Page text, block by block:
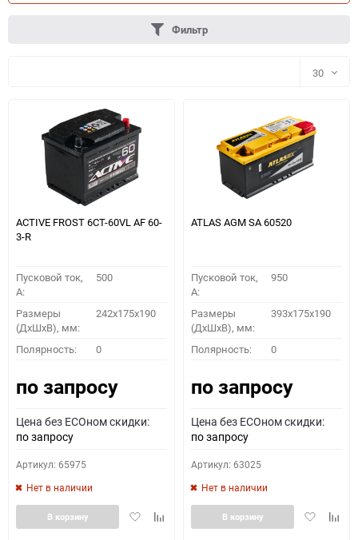
ПОДОБРАТЬ
Как определить полярность?
0 - обратная 1 - прямая 3 - обратная 4 - прямая
Фильтр
30
30
60
ACTIVE FROST 6СТ-60VL АF 60-
3-R
Пусковой ток,
A:
500
Размеры
(ДхШхВ), мм:
242x175x190
Полярность: 0
по запросу
Цена без ECOном скидки:
по запросу
Артикул: 65975
Нет в наличии
ДобавитьДобавить
В корзину
ATLAS AGM SA 60520
Пусковой ток,
A:
950
Размеры
(ДхШхВ), мм:
393x175x190
Полярность: 0
по запросу
Цена без ECOном скидки:
по запросу
Артикул: 63025
Нет в наличии
Добавить
В корзину